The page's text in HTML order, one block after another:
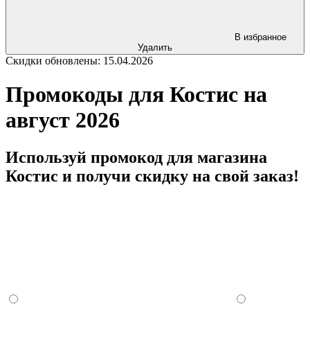
В избранное
Удалить
Скидки обновлены: 15.04.2026
Промокоды для Костис на
август 2026
Используй промокод для магазина
Костис и получи скидку на свой заказ!